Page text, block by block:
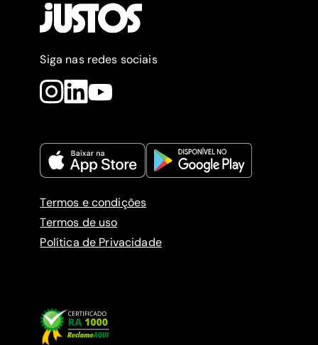
Siga nas redes sociais
Termos e condições
Termos de uso
Política de Privacidade